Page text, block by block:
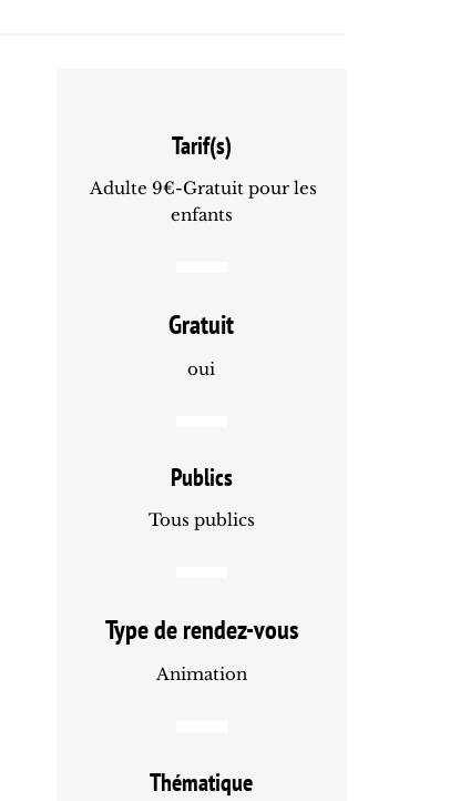
Tarif(s)
Adulte 9€-Gratuit pour les
enfants
Gratuit
oui
Publics
Tous publics
Type de rendez-vous
Animation
Thématique